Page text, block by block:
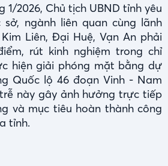
2026, Chủ tịch UBND tỉnh yêu
ngành liên quan cùng lãnh
Liên, Đại Huệ, Vạn An phải
rút kinh nghiệm trong chỉ
hiện giải phóng mặt bằng dự
Quốc lộ 46 đoạn Vinh - Nam
này gây ảnh hưởng trực tiếp
và mục tiêu hoàn thành công
tỉnh.